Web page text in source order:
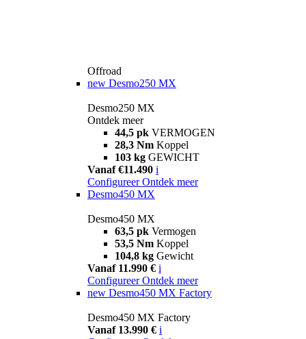
Offroad
new Desmo250 MX
Desmo250 MX
Ontdek meer
44,5 pk VERMOGEN
28,3 Nm Koppel
103 kg GEWICHT
Vanaf €11.490 i
Configureer Ontdek meer
Desmo450 MX
Desmo450 MX
63,5 pk Vermogen
53,5 Nm Koppel
104,8 kg Gewicht
Vanaf 11.990 € i
Configureer Ontdek meer
new Desmo450 MX Factory
Desmo450 MX Factory
Vanaf 13.990 € i